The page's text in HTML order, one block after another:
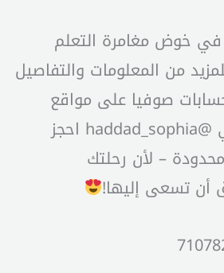
في خوض مغامرة التعلم
من المعلومات والتفاصيل
صوفيا على مواقع
التواصل الاجتماعي @haddad_sophia احجز
– لأن رحلتك
أن تسعى إليها!